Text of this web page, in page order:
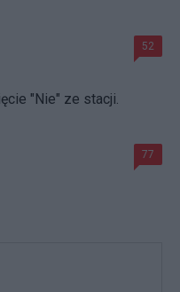
52
"Nie" ze stacji.
77